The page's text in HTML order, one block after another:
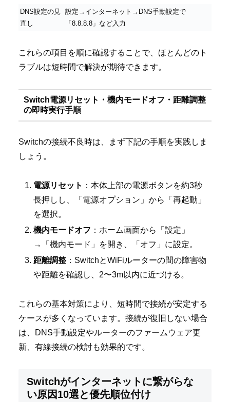
DNS設定の見
直し
設定→インターネット→DNS手動設定で
「8.8.8.8」など入力
これらの項目を順に確認することで、ほとんどのト
ラブルは短時間で解決が期待できます。
Switch電源リセット・機内モードオフ・距離調整
の即時実行手順
Switchの接続不良時は、まず下記の手順を実践しま
しょう。
電源リセット ：本体上部の電源ボタンを約3秒
長押しし、「電源オプション」から「再起動」
を選択。
機内モードオフ ：ホーム画面から「設定」
→「機内モード」を開き、「オフ」に設定。
距離調整 ：SwitchとWiFiルーターの間の障害物
や距離を確認し、2〜3m以内に近づける。
これらの基本対策により、短時間で接続が安定する
ケースが多くなっています。接続が復旧しない場合
は、DNS手動設定やルーターのファームウェア更
新、有線接続の検討も効果的です。
Switchがインターネットに繋がらな
い原因10選と優先順位付け